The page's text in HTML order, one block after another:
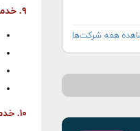
همه شرکت‌ها
۹. خدمات فنی، مهندسی و مشاوره
۱۰. خدمات ساخت